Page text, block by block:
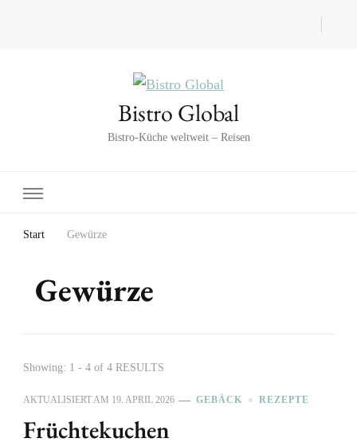
Bistro Global
Bistro-Küche weltweit – Reisen
Start Gewürze
Gewürze
Showing: 1 - 4 of 4 RESULTS
AKTUALISIERT AM 19. APRIL 2026 GEBÄCK REZEPTE
Früchtekuchen